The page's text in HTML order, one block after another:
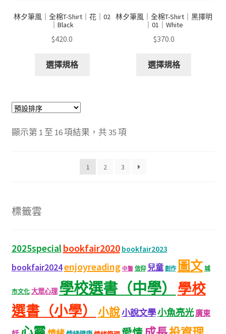
林夕筆風｜全棉T-Shirt｜花｜02
｜Black
$420.0
選擇規格
林夕筆風｜全棉T-Shirt｜黑擇明
｜01｜White
$370.0
選擇規格
顯示第 1 至 16 項結果，共 35 項
1 2 3
標籤雲
2025specialbookfair2020 bookfair2023
bookfair2024enjoyreading 中醫 信仰 兒童 創作 圖文 城
市文化 大眾心理 學校選書（中學）
學校
選書（小學）
小說小說文學小魚亮光 廣東